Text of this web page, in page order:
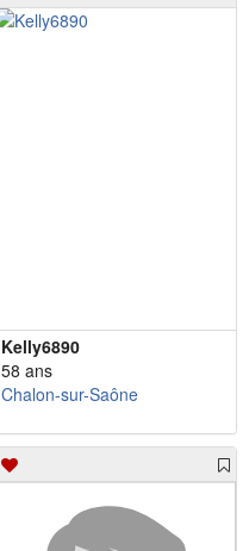
Kelly6890
58 ans
Chalon-sur-Saône